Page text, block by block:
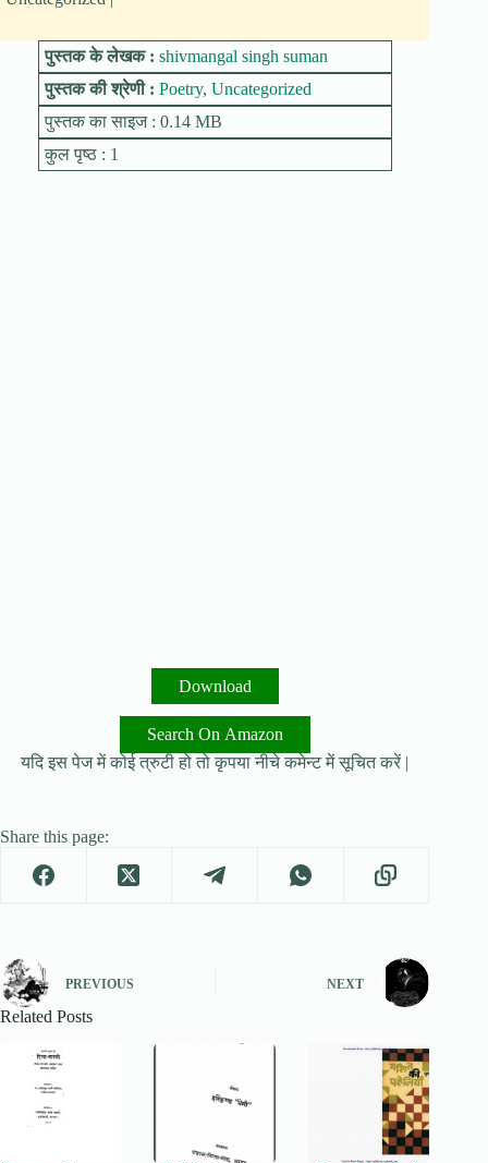
पुस्तक के लेखक : shivmangal singh suman
पुस्तक की श्रेणी : Poetry, Uncategorized
पुस्तक का साइज : 0.14 MB
कुल पृष्ठ : 1
Download
Search On Amazon
यदि इस पेज में कोई त्रुटी हो तो कृपया नीचे कमेन्ट में सूचित करें |
Share this page:
PREVIOUS NEXT
Related Posts